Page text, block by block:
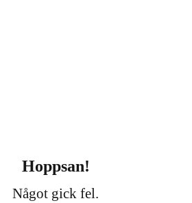
Hoppsan!
Något gick fel.